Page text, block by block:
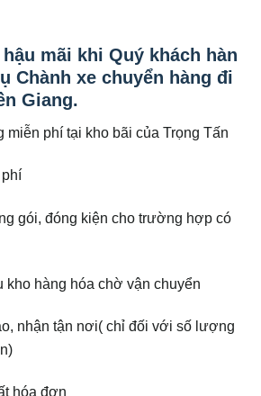
mãi khi Quý khách hàn
Chành xe chuyển hàng đi
Giang.
miễn phí tại kho bãi của Trọng Tấn
gói, đóng kiện cho trường hợp có
kho hàng hóa chờ vận chuyển
nhận tận nơi( chỉ đối với số lượng
hóa đơn